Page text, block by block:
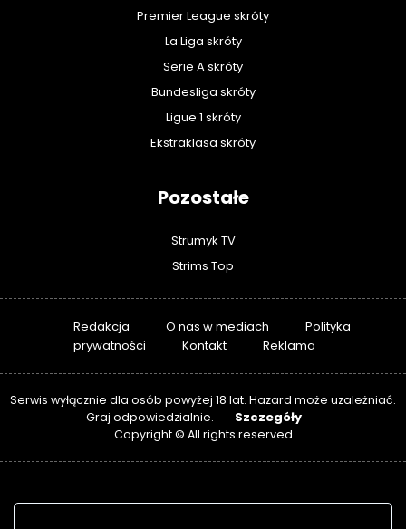
Premier League skróty
La Liga skróty
Serie A skróty
Bundesliga skróty
Ligue 1 skróty
Ekstraklasa skróty
Pozostałe
Strumyk TV
Strims Top
Redakcja O nas w mediach
Polityka
prywatności
Kontakt Reklama
Serwis wyłącznie dla osób powyżej 18 lat. Hazard może uzależniać.
Graj odpowiedzialnie.
Szczegóły
Copyright © All rights reserved